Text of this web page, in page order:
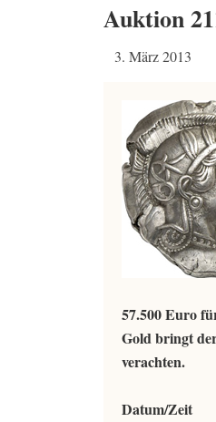
Auktion
3. März 2013
57.500 Euro
Gold bringt
verachten.
Datum/Zeit